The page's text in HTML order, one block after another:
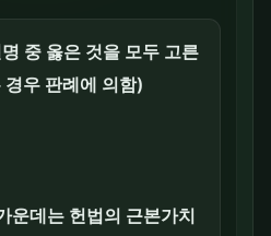
중 옳은 것을 모두 고른
우 판례에 의함)
운데는 헌법의 근본가치